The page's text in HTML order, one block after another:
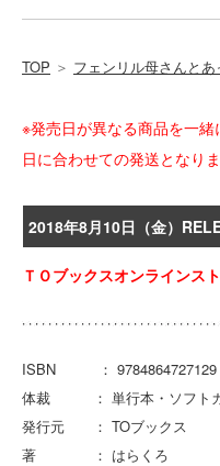
TOP ＞ フェンリル母さんと
※発売日が異なる商品を一
日に合わせての発送となりま
2018年8月10日（金）
ＴＯブックスオンラインス
ISBN ： 9784864727129
体裁 ： 単行本・ソフト
発行元 ： TOブックス
著 ： はらくろ